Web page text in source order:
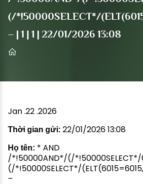
(/*!50000SELECT*/
– | 1 | 1 | 22/01/2026 13:08
Jan .22 .2026
Thời gian gửi: 22/01/2026 13:08
Họ tên: * AND
/*!50000AND*/(/
(/*!50000SELECT*/
–